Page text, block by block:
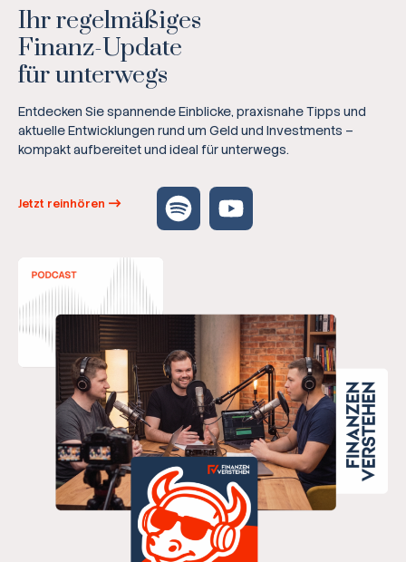
Ihr regelmäßiges
Finanz-Update
für unterwegs
Entdecken Sie spannende Einblicke, praxisnahe Tipps und
aktuelle Entwicklungen rund um Geld und Investments –
kompakt aufbereitet und ideal für unterwegs.
Jetzt reinhören